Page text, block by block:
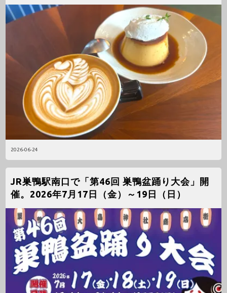
2026-06-24
JR巣鴨駅南口で「第46回 巣鴨盆踊り大会」開
催。2026年7月17日（金）～19日（日）